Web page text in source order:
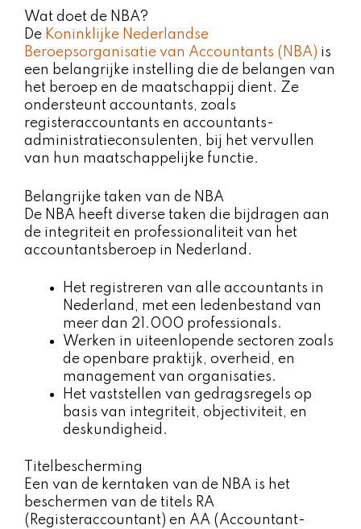
Wat doet de NBA?
De Koninklijke Nederlandse
Beroepsorganisatie van Accountants (NBA) is
een belangrijke instelling die de belangen van
het beroep en de maatschappij dient. Ze
ondersteunt accountants, zoals
registeraccountants en accountants-
administratieconsulenten, bij het vervullen
van hun maatschappelijke functie.
Belangrijke taken van de NBA
De NBA heeft diverse taken die bijdragen aan
de integriteit en professionaliteit van het
accountantsberoep in Nederland.
Het registreren van alle accountants in
Nederland, met een ledenbestand van
meer dan 21.000 professionals.
Werken in uiteenlopende sectoren zoals
de openbare praktijk, overheid, en
management van organisaties.
Het vaststellen van gedragsregels op
basis van integriteit, objectiviteit, en
deskundigheid.
Titelbescherming
Een van de kerntaken van de NBA is het
beschermen van de titels RA
(Registeraccountant) en AA (Accountant-